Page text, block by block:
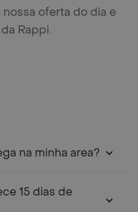
oferta do dia e
Rappi.
na minha area?
15 dias de